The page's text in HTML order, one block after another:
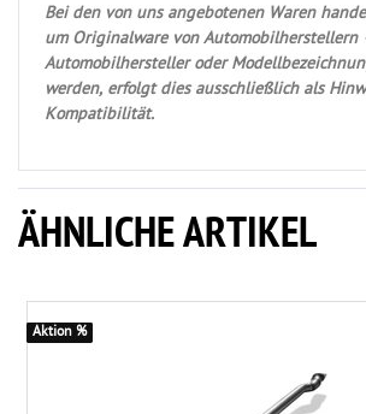
Bei den von uns angebotenen Waren
um Originalware von Automobilherstellern
Automobilhersteller oder
werden, erfolgt dies ausschließlich als
Kompatibilität.
ÄHNLICHE ARTIKEL
Aktion %